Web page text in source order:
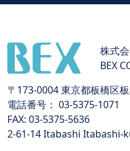
株式
BEX
〒173-0004 東京都板橋区
電話番号： 03-5375-1071
FAX: 03-5375-5636
2-61-14 Itabashi Itabashi-